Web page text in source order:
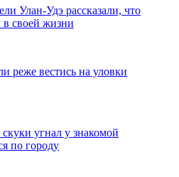
Улан-Удэ рассказали, что
своей жизни
реже вестись на уловки
угнал у знакомой
по городу